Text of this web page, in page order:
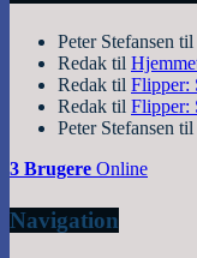
Peter Stefansen til
Redak til
Redak til Flipper:
Redak til Flipper:
Peter Stefansen til
3 Brugere Online
Navigation